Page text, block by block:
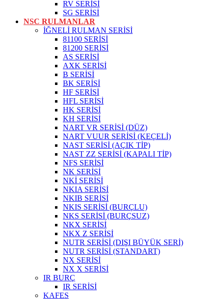
RV SERİSİ
SG SERİSİ
NSC RULMANLAR
İĞNELİ RULMAN SERİSİ
81100 SERİSİ
81200 SERİSİ
AS SERİSİ
AXK SERİSİ
B SERİSİ
BK SERİSİ
HF SERİSİ
HFL SERİSİ
HK SERİSİ
KH SERİSİ
NART VR SERİSİ (DÜZ)
NART VUUR SERİSİ (KEÇELİ)
NAST SERİSİ (AÇIK TİP)
NAST ZZ SERİSİ (KAPALI TİP)
NFS SERİSİ
NK SERİSİ
NKİ SERİSİ
NKIA SERİSİ
NKIB SERİSİ
NKIS SERİSİ (BURÇLU)
NKS SERİSİ (BURÇSUZ)
NKX SERİSİ
NKX Z SERİSİ
NUTR SERİSİ (DIŞI BÜYÜK SERİ)
NUTR SERİSİ (STANDART)
NX SERİSİ
NX X SERİSİ
IR BURÇ
IR SERİSİ
KAFES